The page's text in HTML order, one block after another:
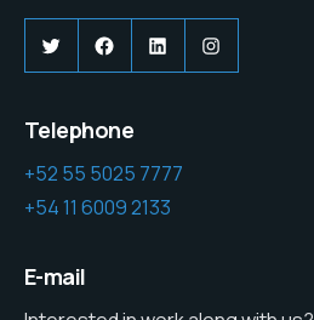
TwitterFacebook
LinkedInInstagram
Telephone
+52 55 5025 7777
+54 11 6009 2133
E-mail